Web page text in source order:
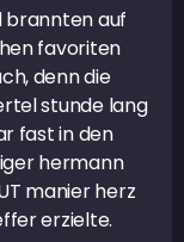
brannten auf
favoriten
denn die
stunde lang
fast in den
hermann
manier herz
erzielte.